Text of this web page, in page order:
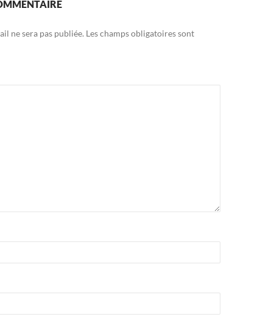
ne sera pas publiée. Les champs obligatoires sont